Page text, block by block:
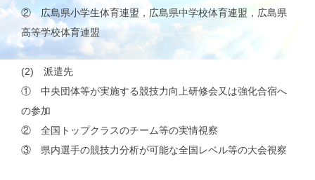
② 広島県小学生体育連盟，広島県中学校体育連盟，広島県
高等学校体育連盟
(2) 派遣先
① 中央団体等が実施する競技力向上研修会又は強化合宿へ
の参加
② 全国トップクラスのチーム等の実情視察
③ 県内選手の競技力分析が可能な全国レベル等の大会視察